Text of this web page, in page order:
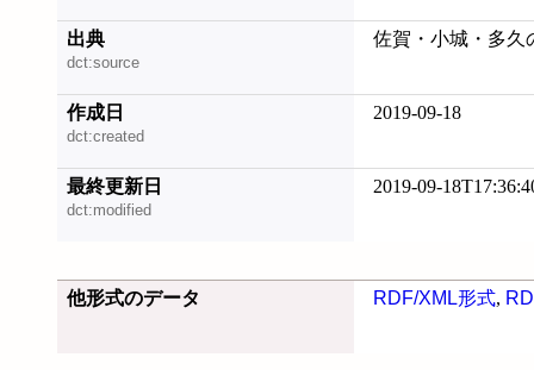
出典
dct:source
佐賀・小城・多久
作成日
dct:created
2019-09-18
最終更新日
dct:modified
2019-09-
他形式のデータ RDF/XML形式,